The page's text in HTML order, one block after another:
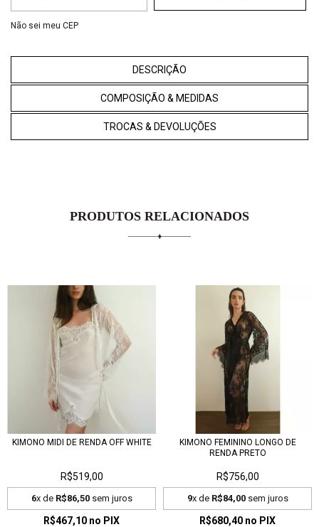
Não sei meu CEP
DESCRIÇÃO
COMPOSIÇÃO & MEDIDAS
TROCAS & DEVOLUÇÕES
PRODUTOS RELACIONADOS
KIMONO MIDI DE RENDA OFF WHITE
R$519,00
6x de R$86,50sem juros
R$467,10 no PIX
KIMONO FEMININO LONGO DE
RENDA PRETO
R$756,00
9x de R$84,00sem juros
R$680,40 no PIX